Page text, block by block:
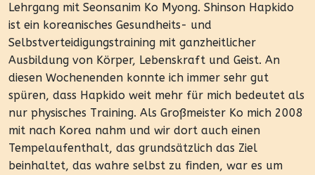
Lehrgang mit Seonsanim Ko Myong. Shinson Hapkido
ist ein koreanisches Gesundheits- und
Selbstverteidigungstraining mit ganzheitlicher
Ausbildung von Körper, Lebenskraft und Geist. An
diesen Wochenenden konnte ich immer sehr gut
spüren, dass Hapkido weit mehr für mich bedeutet als
nur physisches Training. Als Großmeister Ko mich 2008
mit nach Korea nahm und wir dort auch einen
Tempelaufenthalt, das grundsätzlich das Ziel
beinhaltet, das wahre selbst zu finden, war es um